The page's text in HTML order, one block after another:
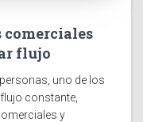
comerciales
flujo
uno de los
constante,
y